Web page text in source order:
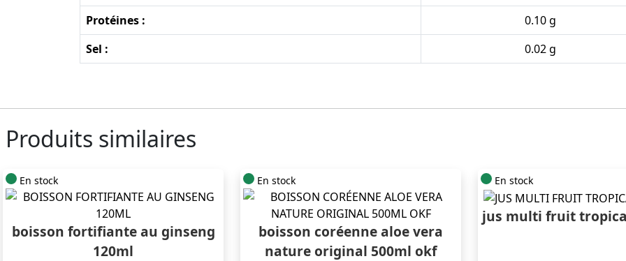
Protéines :
0.10 g
Sel :
0.02 g
Produits similaires
En stock
boisson fortifiante au ginseng
120ml
En stock
boisson coréenne aloe vera
nature original 500ml okf
En stock
jus multi fruit